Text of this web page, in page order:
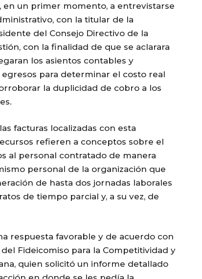
, en un primer momento, a entrevistarse
con la titular de la
del Consejo Directivo de la
con la finalidad de que se aclarara
los asientos contables y
para determinar el costo real
la duplicidad de cobro a los
facturas localizadas con esta
refieren a conceptos sobre el
al personal contratado de manera
personal de la organización que
de hasta dos jornadas laborales
de tiempo parcial y, a su vez, de
respuesta favorable y de acuerdo con
Fideicomiso para la Competitividad y
quien solicitó un informe detallado